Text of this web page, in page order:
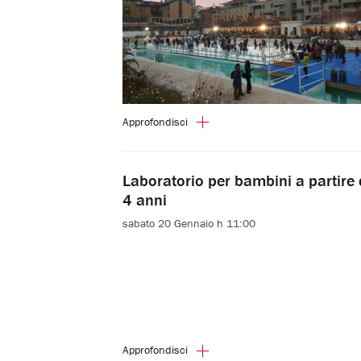
Approfondisci
Laboratorio per bambini a partire
4 anni
sabato 20 Gennaio h 11:00
Approfondisci